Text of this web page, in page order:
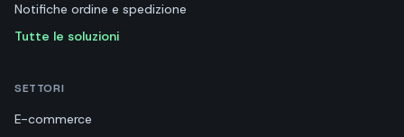
Notifiche ordine e spedizione
Tutte le soluzioni
SETTORI
E-commerce